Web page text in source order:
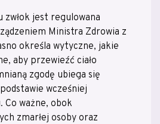
jest regulowana
Ministra Zdrowia z
określa wytyczne, jakie
aby przewieźć ciało
zgodę ubiega się
wcześniej
Co ważne, obok
zmarłej osoby oraz